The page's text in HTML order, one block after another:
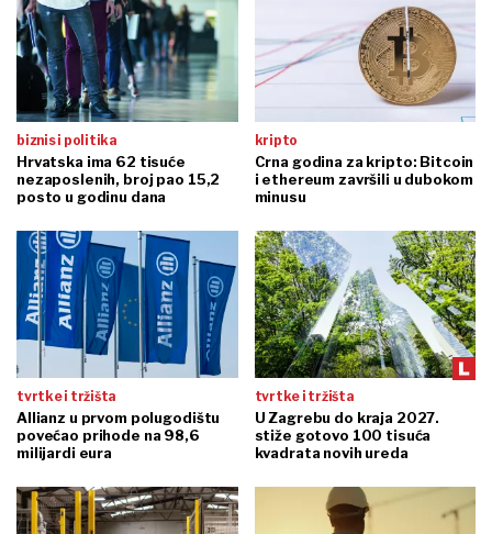
biznis i politika
Hrvatska ima 62 tisuće
nezaposlenih, broj pao 15,2
posto u godinu dana
kripto
Crna godina za kripto: Bitcoin
i ethereum završili u dubokom
minusu
tvrtke i tržišta
Allianz u prvom polugodištu
povećao prihode na 98,6
milijardi eura
tvrtke i tržišta
U Zagrebu do kraja 2027.
stiže gotovo 100 tisuća
kvadrata novih ureda